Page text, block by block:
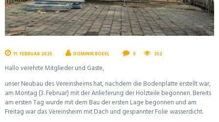
11. FEBRUAR 2025 DOMINIK BOESL 0 352
Hallo verehrte Mitglieder und Gäste,
unser Neubau des Vereinsheims hat, nachdem die Bodenplatte erstellt war,
am Montag (3. Februar) mit der Anlieferung der Holzteile begonnen. Bereits
am ersten Tag wurde mit dem Bau der ersten Lage begonnen und am
Freitag war das Vereinsheim mit Dach und gespannter Folie wasserdicht.